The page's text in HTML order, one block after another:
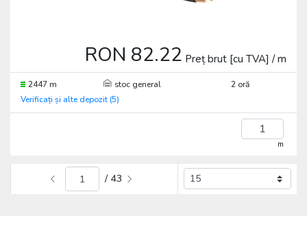
RON 82.22 Preț brut [cu TVA] / m
2447 m stoc general
2 oră
Verificați și alte depozit (5)
m
/ 43